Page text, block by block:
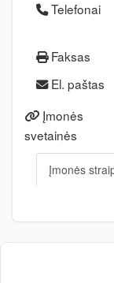
Telefonai
Faksas
El. paštas
Įmonės
svetainės
Įmonės